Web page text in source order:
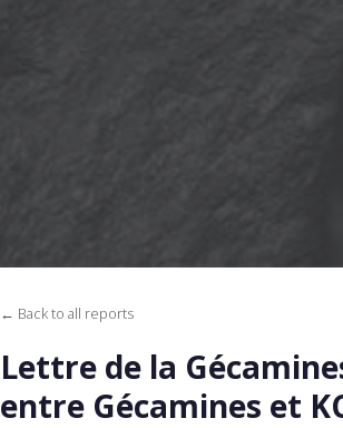
← Back to all reports
Lettre de la
entre Gécamines et